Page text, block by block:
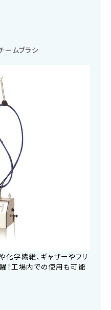
ームブラシ
学繊維、ギャザーやフリ
！工場内での使用も可能